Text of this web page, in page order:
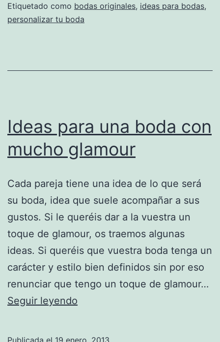
Etiquetado como bodas originales, ideas para bodas,
personalizar tu boda
Ideas para una boda con
mucho glamour
Cada pareja tiene una idea de lo que será
su boda, idea que suele acompañar a sus
gustos. Si le queréis dar a la vuestra un
toque de glamour, os traemos algunas
ideas. Si queréis que vuestra boda tenga un
carácter y estilo bien definidos sin por eso
renunciar que tengo un toque de glamour…
Seguir leyendo
Publicada el 19 enero, 2013